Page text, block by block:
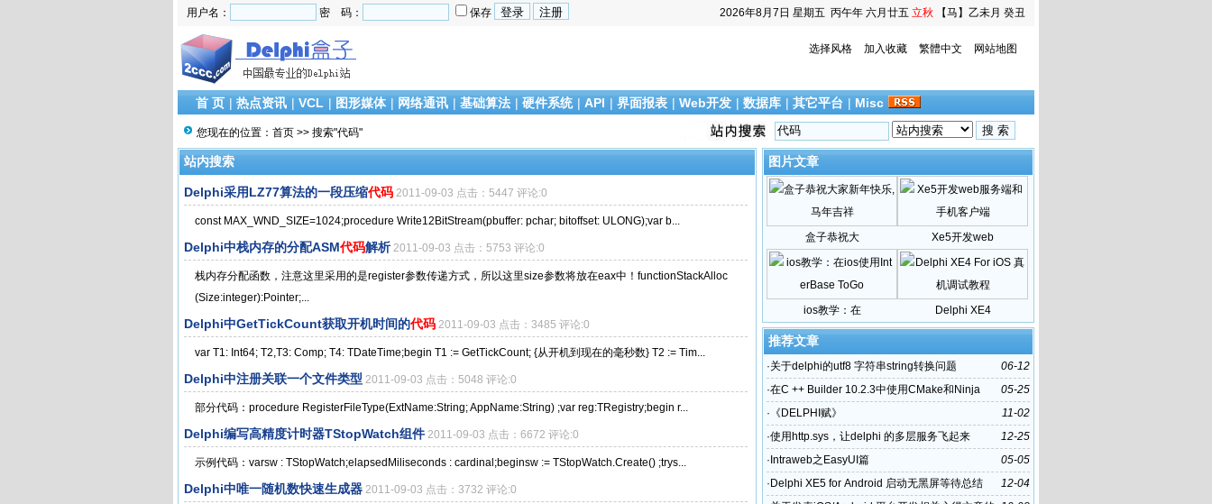
2026年8月7日 星期五 丙午年 六月廿五 立秋
【马】乙未月 癸丑
用户名： 密 码： 保存
选择风格 加入收藏 繁體中文 网站地图
首 页 | 热点资讯 | VCL | 图形媒体 | 网络通讯 | 基础算法 | 硬件系统 | API | 界面报表 | Web开发 | 数据库 | 其它平台 | Misc
您现在的位置： 首页 >> 搜索"代码"
站内搜索
Delphi采用LZ77算法的一段压缩代码 2011-09-03 点击：5447 评论:0
const MAX_WND_SIZE=1024;procedure Write12BitStream(pbuffer: pchar; bitoffset: ULONG);var b...
Delphi中栈内存的分配ASM代码解析 2011-09-03 点击：5753 评论:0
栈内存分配函数，注意这里采用的是register参数传递方式，所以这里size参数将放在eax中！functionStackAlloc
(Size:integer):Pointer;...
Delphi中GetTickCount获取开机时间的代码 2011-09-03 点击：3485 评论:0
var T1: Int64; T2,T3: Comp; T4: TDateTime;begin T1 := GetTickCount; {从开机到现在的毫秒数} T2 := Tim...
Delphi中注册关联一个文件类型 2011-09-03 点击：5048 评论:0
部分代码：procedure RegisterFileType(ExtName:String; AppName:String) ;var reg:TRegistry;begin r...
Delphi编写高精度计时器TStopWatch组件 2011-09-03 点击：6672 评论:0
示例代码：varsw : TStopWatch;elapsedMiliseconds : cardinal;beginsw := TStopWatch.Create() ;trys...
Delphi中唯一随机数快速生成器 2011-09-03 点击：3732 评论:0
图片文章
盒子恭祝大 Xe5开发web
ios教学：在 Delphi XE4
推荐文章
06-12
·关于delphi的utf8 字符串string转换问题
05-25
·在C ++ Builder 10.2.3中使用CMake和Ninja
11-02
· 《DELPHI赋》
12-25
·使用http.sys，让delphi 的多层服务飞起来
05-05
· Intraweb之EasyUI篇
12-04
· Delphi XE5 for Android 启动无黑屏等待总结